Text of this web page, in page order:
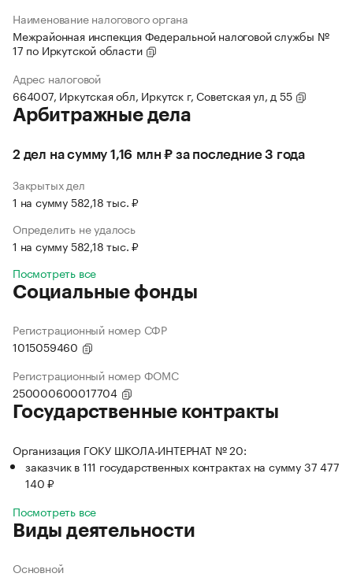
Наименование налогового органа
Межрайонная инспекция Федеральной налоговой службы №
17 по Иркутской области
Адрес налоговой
664007, Иркутская обл, Иркутск г, Советская ул, д 55
Арбитражные дела
2 дел на сумму 1,16 млн ₽ за последние 3 года
Закрытых дел
1 на сумму 582,18 тыс. ₽
Определить не удалось
1 на сумму 582,18 тыс. ₽
Посмотреть все
Социальные фонды
Регистрационный номер СФР
1015059460
Регистрационный номер ФОМС
250000600017704
Государственные контракты
Организация ГОКУ ШКОЛА-ИНТЕРНАТ № 20:
заказчик в 111 государственных контрактах на сумму 37 477
140 ₽
Посмотреть все
Виды деятельности
Основной